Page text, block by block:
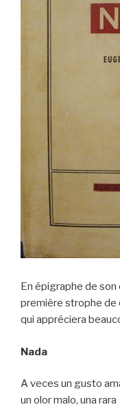
En épigraphe de
première strophe de
qui appréciera
Nada
A veces un gusto
un olor malo, una rara